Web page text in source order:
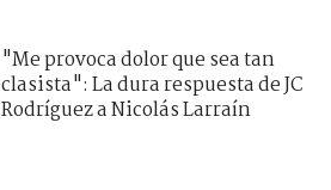
"Me provoca dolor que sea tan
clasista": La dura respuesta de JC
Rodríguez a Nicolás Larraín